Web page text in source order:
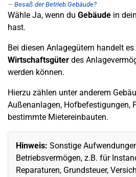
Besaß der Betrieb Gebäude?
Wähle Ja, wenn du Gebäude in
hast.
Bei diesen Anlagegütern handelt
Wirtschaftsgüter des
werden können.
Hierzu zählen unter anderem
Außenanlagen, Hofbefestigungen,
bestimmte Mietereinbauten.
Hinweis: Sonstige
Betriebsvermögen, z.B. für
Reparaturen, Grundsteuer,